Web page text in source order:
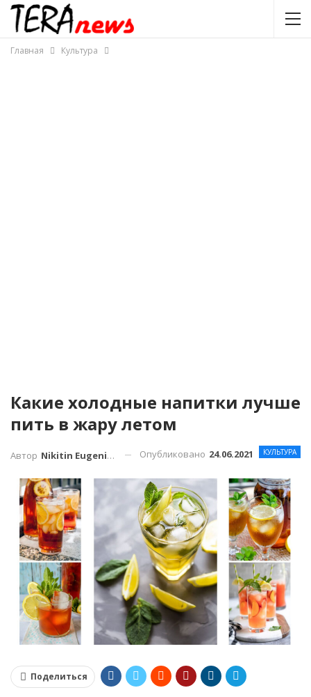
Главная Культура
Какие холодные напитки лучше
пить в жару летом
КУЛЬТУРА
Автор Nikitin Eugenius Опубликовано 24.06.2021
Поделиться